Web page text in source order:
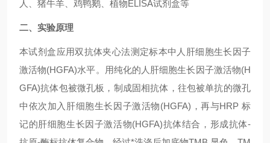
人、猪牛羊、鸡鸭鹅、植物ELISA试剂盒等
二、实验原理
本试剂盒应用双抗体夹心法测定标本中人 肝细胞生长因子
激活物(HGFA)水平。用纯化的人 肝细胞生长因子激活物(H
GFA)抗体包被微孔板，制成固相抗体，往包被单抗的微孔
中依次加入 肝细胞生长因子激活物(HGFA) ，再与HRP 标
记的肝细胞生长因子激活物(HGFA)抗体结合，形成抗体-